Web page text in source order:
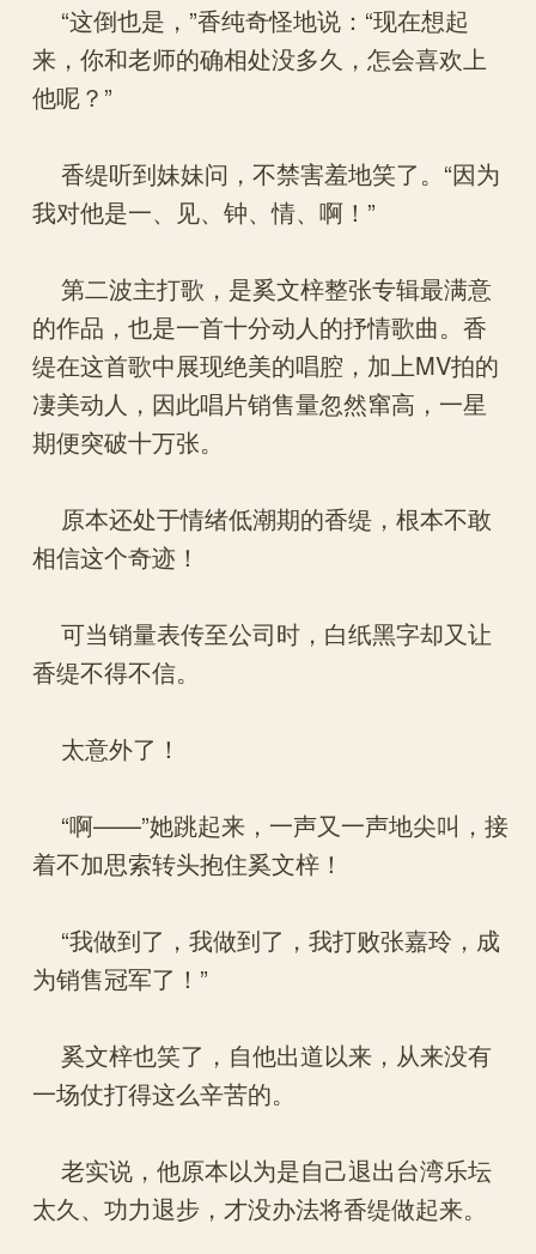
“这倒也是，”香纯奇怪地说：“现在想起
来，你和老师的确相处没多久，怎会喜欢上
他呢？”
香缇听到妹妹问，不禁害羞地笑了。“因为
我对他是一、见、钟、情、啊！”
第二波主打歌，是奚文梓整张专辑最满意
的作品，也是一首十分动人的抒情歌曲。香
缇在这首歌中展现绝美的唱腔，加上MV拍的
凄美动人，因此唱片销售量忽然窜高，一星
期便突破十万张。
原本还处于情绪低潮期的香缇，根本不敢
相信这个奇迹！
可当销量表传至公司时，白纸黑字却又让
香缇不得不信。
太意外了！
“啊——”她跳起来，一声又一声地尖叫，接
着不加思索转头抱住奚文梓！
“我做到了，我做到了，我打败张嘉玲，成
为销售冠军了！”
奚文梓也笑了，自他出道以来，从来没有
一场仗打得这么辛苦的。
老实说，他原本以为是自己退出台湾乐坛
太久、功力退步，才没办法将香缇做起来。